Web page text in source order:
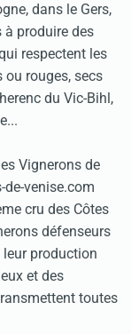
dans le Gers,
à produire des
respectent les
rouges, secs
du Vic-Bihl,
Vignerons de
venise.com
cru des Côtes
défenseurs
production
et des
toutes